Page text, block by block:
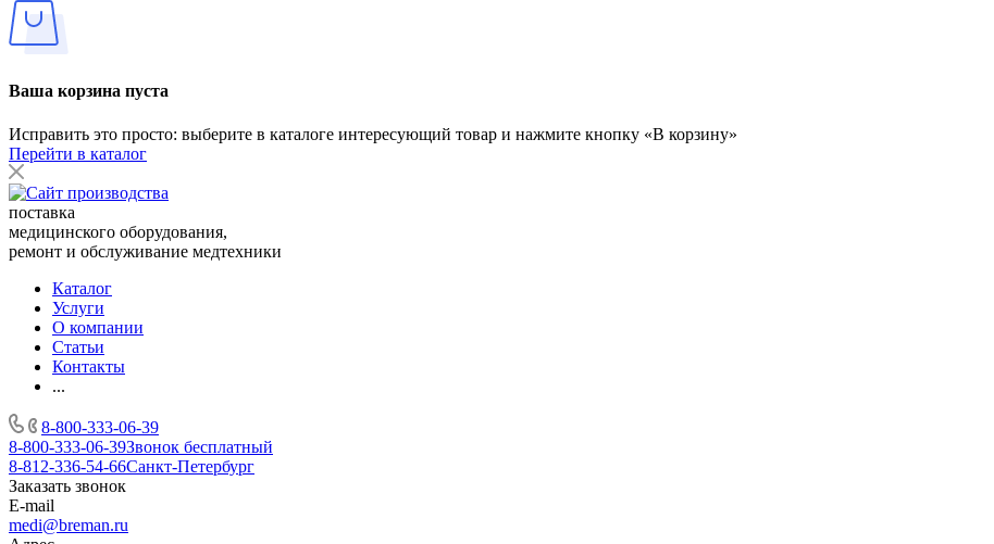
Ваша корзина пуста
Исправить это просто: выберите в каталоге интересующий товар и нажмите кнопку «В корзину»
Перейти в каталог
поставка
медицинского оборудования,
ремонт и обслуживание медтехники
Каталог
Услуги
О компании
Статьи
Контакты
...
8-800-333-06-39
8-800-333-06-39Звонок бесплатный
8-812-336-54-66Санкт-Петербург
Заказать звонок
E-mail
medi@breman.ru